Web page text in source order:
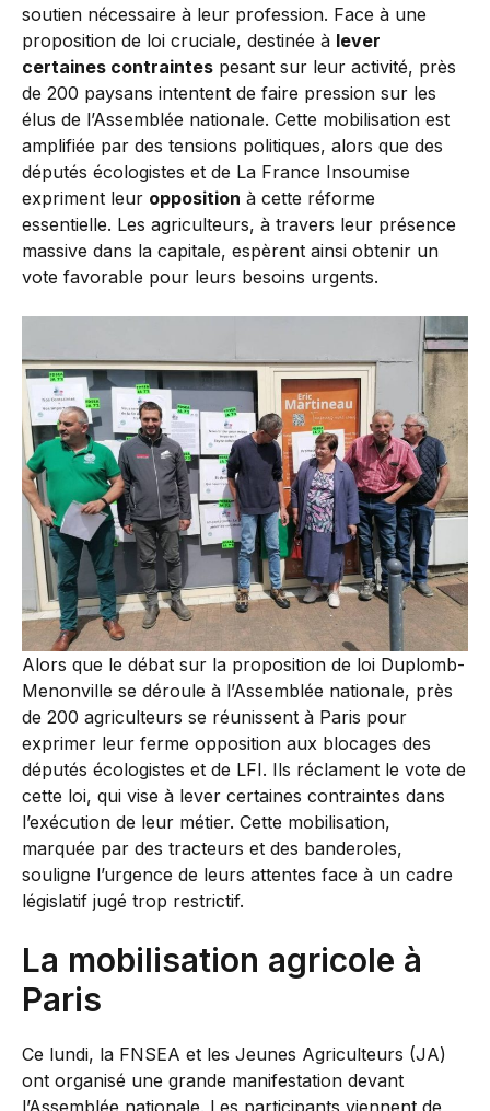
soutien nécessaire à leur profession. Face à une
proposition de loi cruciale, destinée à lever
certaines contraintes pesant sur leur activité, près
de 200 paysans intentent de faire pression sur les
élus de l’Assemblée nationale. Cette mobilisation est
amplifiée par des tensions politiques, alors que des
députés écologistes et de La France Insoumise
expriment leur opposition à cette réforme
essentielle. Les agriculteurs, à travers leur présence
massive dans la capitale, espèrent ainsi obtenir un
vote favorable pour leurs besoins urgents.
Alors que le débat sur la proposition de loi Duplomb-
Menonville se déroule à l’Assemblée nationale, près
de 200 agriculteurs se réunissent à Paris pour
exprimer leur ferme opposition aux blocages des
députés écologistes et de LFI. Ils réclament le vote de
cette loi, qui vise à lever certaines contraintes dans
l’exécution de leur métier. Cette mobilisation,
marquée par des tracteurs et des banderoles,
souligne l’urgence de leurs attentes face à un cadre
législatif jugé trop restrictif.
La mobilisation agricole à
Paris
Ce lundi, la FNSEA et les Jeunes Agriculteurs (JA)
ont organisé une grande manifestation devant
l’Assemblée nationale. Les participants viennent de